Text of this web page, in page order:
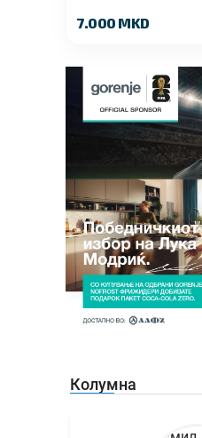
7.000 MKD
Колумна